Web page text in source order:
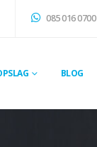
085 016 0700
BLOG